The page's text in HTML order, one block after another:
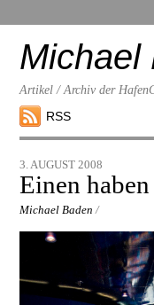
down
contentMichael
Artikel / Archiv der
RSS
3. AUGUST 2008
Einen
Michael Baden /